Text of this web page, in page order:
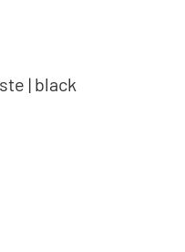
| black